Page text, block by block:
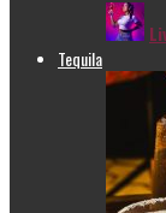
Tequila